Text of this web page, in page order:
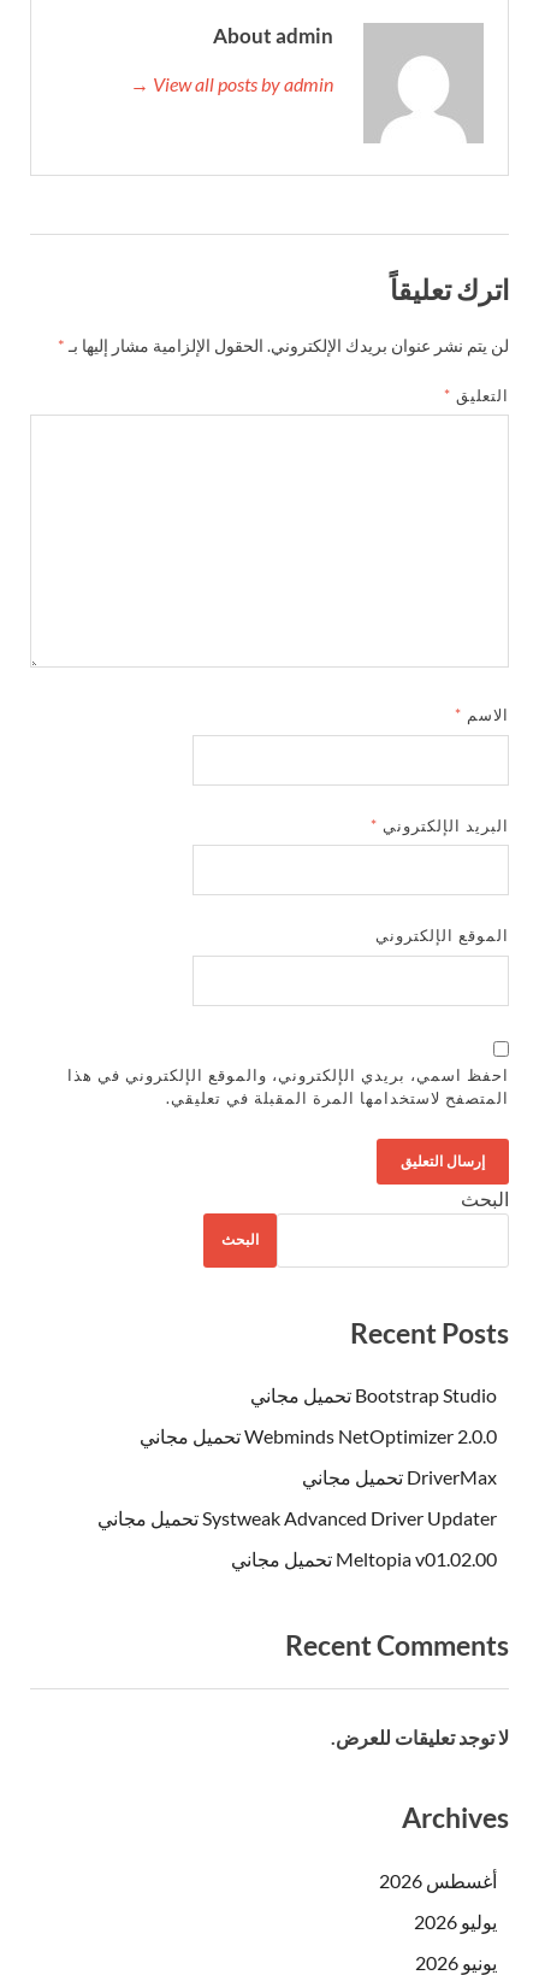
About admin
View all posts by admin →
اترك تعليقاً
لن يتم نشر عنوان بريدك الإلكتروني. الحقول الإلزامية مشار إليها بـ *
التعليق *
الاسم *
البريد الإلكتروني *
الموقع الإلكتروني
احفظ اسمي، بريدي الإلكتروني، والموقع الإلكتروني في هذا
المتصفح لاستخدامها المرة المقبلة في تعليقي.
البحث
البحث
Recent Posts
Bootstrap Studio تحميل مجاني
Webminds NetOptimizer 2.0.0 تحميل مجاني
DriverMax تحميل مجاني
Systweak Advanced Driver Updater تحميل مجاني
Meltopia v01.02.00 تحميل مجاني
Recent Comments
لا توجد تعليقات للعرض.
Archives
أغسطس 2026
يوليو 2026
يونيو 2026